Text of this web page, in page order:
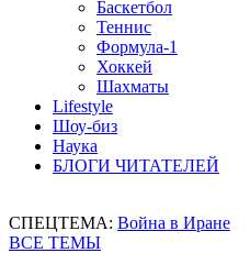
Баскетбол
Теннис
Формула-1
Хоккей
Шахматы
Lifestyle
Шоу-биз
Наука
БЛОГИ ЧИТАТЕЛЕЙ
СПЕЦТЕМА: Война в Иране
ВСЕ ТЕМЫ